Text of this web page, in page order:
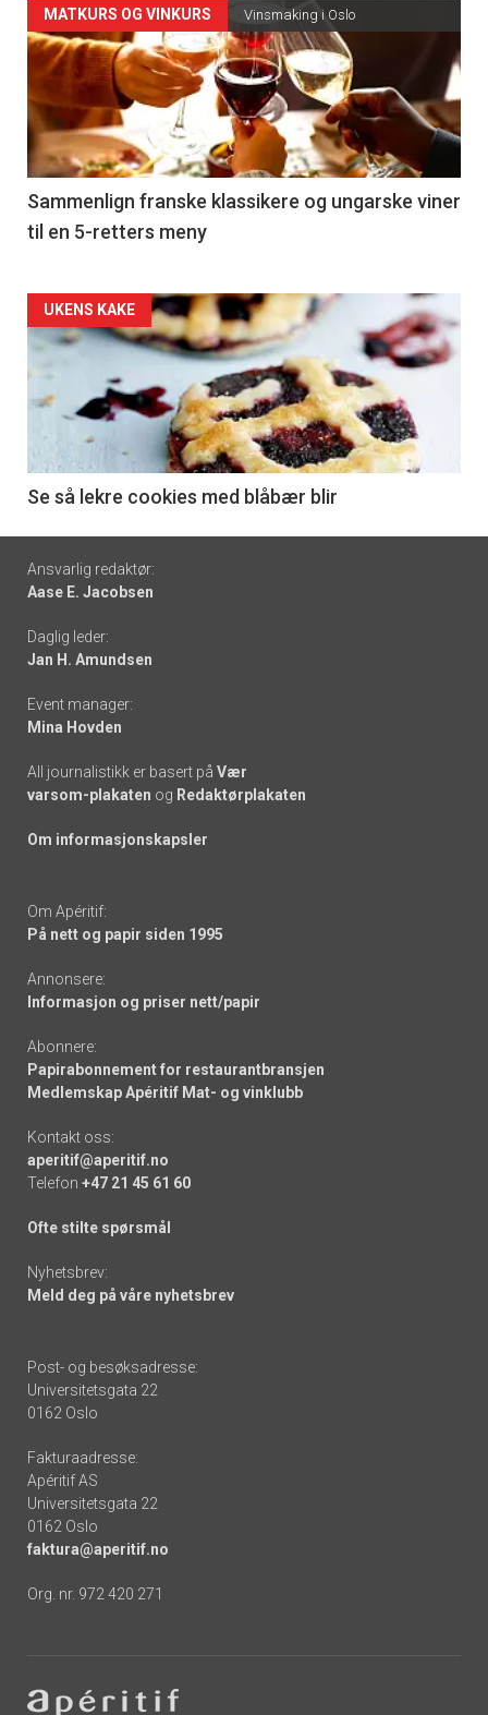
Forsiden
akkurat
nå
-
5
MATKURS OG VINKURS Vinsmaking i Oslo
Sammenlign franske klassikere og ungarske viner
til en 5-retters meny
Forsiden
akkurat
nå
6
UKENS KAKE
Se så lekre cookies med blåbær blir
Footer
-
links
Ansvarlig redaktør:
Aase E. Jacobsen
Daglig leder:
Jan H. Amundsen
Event manager:
Mina Hovden
All journalistikk er basert på Vær
varsom-plakaten og Redaktørplakaten
Om informasjonskapsler
Om Apéritif:
På nett og papir siden 1995
Annonsere:
Informasjon og priser nett/papir
Abonnere:
Papirabonnement for restaurantbransjen
Medlemskap Apéritif Mat- og vinklubb
Kontakt oss:
aperitif@aperitif.no
Telefon +47 21 45 61 60
Ofte stilte spørsmål
Nyhetsbrev:
Meld deg på våre nyhetsbrev
Post- og besøksadresse:
Universitetsgata 22
0162 Oslo
Fakturaadresse:
Apéritif AS
Universitetsgata 22
0162 Oslo
faktura@aperitif.no
Org. nr. 972 420 271